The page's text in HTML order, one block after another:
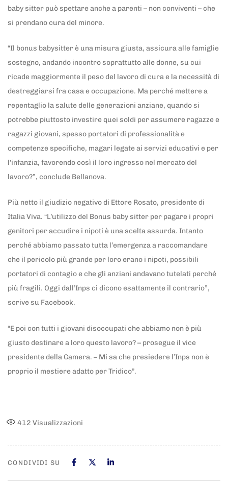
baby sitter può spettare anche a parenti – non conviventi – che
si prendano cura del minore.
“Il bonus babysitter è una misura giusta, assicura alle famiglie
sostegno, andando incontro soprattutto alle donne, su cui
ricade maggiormente il peso del lavoro di cura e la necessità di
destreggiarsi fra casa e occupazione. Ma perché mettere a
repentaglio la salute delle generazioni anziane, quando si
potrebbe piuttosto investire quei soldi per assumere ragazze e
ragazzi giovani, spesso portatori di professionalità e
competenze specifiche, magari legate ai servizi educativi e per
l’infanzia, favorendo così il loro ingresso nel mercato del
lavoro?”, conclude Bellanova.
Più netto il giudizio negativo di Ettore Rosato, presidente di
Italia Viva. “L’utilizzo del Bonus baby sitter per pagare i propri
genitori per accudire i nipoti è una scelta assurda. Intanto
perché abbiamo passato tutta l’emergenza a raccomandare
che il pericolo più grande per loro erano i nipoti, possibili
portatori di contagio e che gli anziani andavano tutelati perché
più fragili. Oggi dall’Inps ci dicono esattamente il contrario”,
scrive su Facebook.
“E poi con tutti i giovani disoccupati che abbiamo non è più
giusto destinare a loro questo lavoro? – prosegue il vice
presidente della Camera. – Mi sa che presiedere l’Inps non è
proprio il mestiere adatto per Tridico”.
412 Visualizzazioni
CONDIVIDI SU